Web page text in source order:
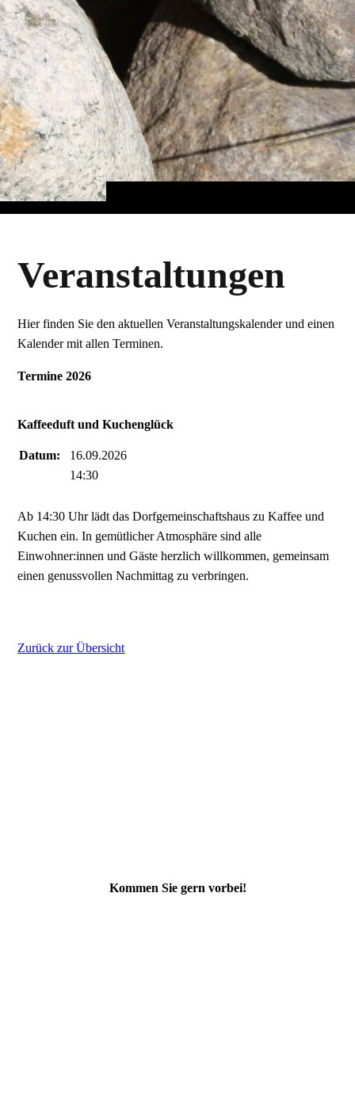
Veranstaltungen
Hier finden Sie den aktuellen Veranstaltungskalender und einen
Kalender mit allen Terminen.
Termine 2026
Kaffeeduft und Kuchenglück
Datum:
16.09.2026
14:30
Ab 14:30 Uhr lädt das Dorfgemeinschaftshaus zu Kaffee und
Kuchen ein. In gemütlicher Atmosphäre sind alle
Einwohner:innen und Gäste herzlich willkommen, gemeinsam
einen genussvollen Nachmittag zu verbringen.
Zurück zur Übersicht
Kommen Sie gern vorbei!